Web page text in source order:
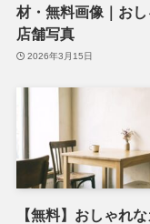
材・無料画像｜お
店舗写真
2026年3月15日
【無料】おしゃれ